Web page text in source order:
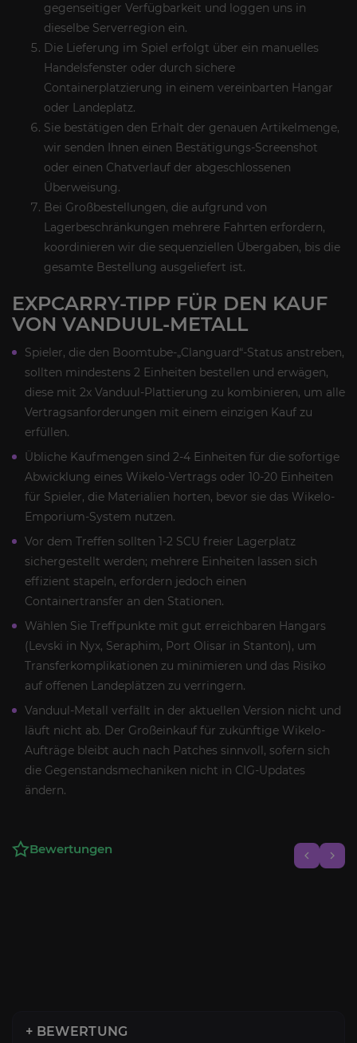
gegenseitiger Verfügbarkeit und loggen uns in
dieselbe Serverregion ein.
Die Lieferung im Spiel erfolgt über ein manuelles
Handelsfenster oder durch sichere
Containerplatzierung in einem vereinbarten Hangar
oder Landeplatz.
Sie bestätigen den Erhalt der genauen Artikelmenge,
wir senden Ihnen einen Bestätigungs-Screenshot
oder einen Chatverlauf der abgeschlossenen
Überweisung.
Bei Großbestellungen, die aufgrund von
Lagerbeschränkungen mehrere Fahrten erfordern,
koordinieren wir die sequenziellen Übergaben, bis die
gesamte Bestellung ausgeliefert ist.
EXPCARRY-TIPP FÜR DEN KAUF
VON VANDUUL-METALL
Spieler, die den Boomtube-„Clanguard“-Status anstreben,
sollten mindestens 2 Einheiten bestellen und erwägen,
diese mit 2x Vanduul-Plattierung zu kombinieren, um alle
Vertragsanforderungen mit einem einzigen Kauf zu
erfüllen.
Übliche Kaufmengen sind 2-4 Einheiten für die sofortige
Abwicklung eines Wikelo-Vertrags oder 10-20 Einheiten
für Spieler, die Materialien horten, bevor sie das Wikelo-
Emporium-System nutzen.
Vor dem Treffen sollten 1-2 SCU freier Lagerplatz
sichergestellt werden; mehrere Einheiten lassen sich
effizient stapeln, erfordern jedoch einen
Containertransfer an den Stationen.
Wählen Sie Treffpunkte mit gut erreichbaren Hangars
(Levski in Nyx, Seraphim, Port Olisar in Stanton), um
Transferkomplikationen zu minimieren und das Risiko
auf offenen Landeplätzen zu verringern.
Vanduul-Metall verfällt in der aktuellen Version nicht und
läuft nicht ab. Der Großeinkauf für zukünftige Wikelo-
Aufträge bleibt auch nach Patches sinnvoll, sofern sich
die Gegenstandsmechaniken nicht in CIG-Updates
ändern.
Bewertungen
+ BEWERTUNG